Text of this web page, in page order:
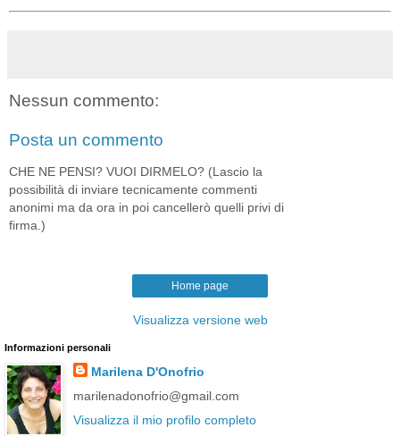
Nessun commento:
Posta un commento
CHE NE PENSI? VUOI DIRMELO? (Lascio la
possibilità di inviare tecnicamente commenti
anonimi ma da ora in poi cancellerò quelli privi di
firma.)
Home page
Visualizza versione web
Informazioni personali
Marilena D'Onofrio
marilenadonofrio@gmail.com
Visualizza il mio profilo completo